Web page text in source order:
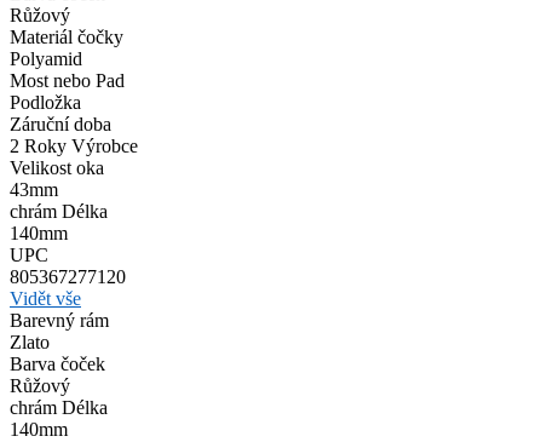
Růžový
Materiál čočky
Polyamid
Most nebo Pad
Podložka
Záruční doba
2 Roky Výrobce
Velikost oka
43mm
chrám Délka
140mm
UPC
805367277120
Vidět vše
Barevný rám
Zlato
Barva čoček
Růžový
chrám Délka
140mm